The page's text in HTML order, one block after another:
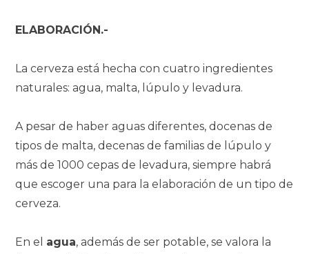
ELABORACIÓN.-
La cerveza está hecha con cuatro ingredientes
naturales: agua, malta, lúpulo y levadura.
A pesar de haber aguas diferentes, docenas de
tipos de malta, decenas de familias de lúpulo y
más de 1000 cepas de levadura, siempre habrá
que escoger una para la elaboración de un tipo de
cerveza.
En el agua, además de ser potable, se valora la